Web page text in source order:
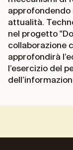
attualità.
nel progetto
collaborazione
approfondirà
l’esercizio del